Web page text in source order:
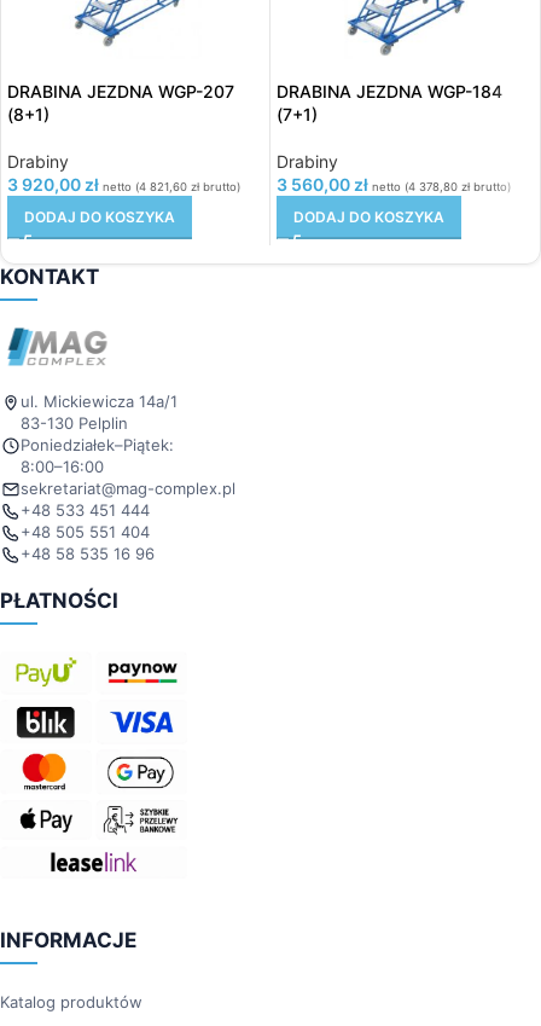
DRABINA JEZDNA WGP-207
(8+1)
Drabiny
3 920,00 zł netto (4 821,60 zł brutto)
DODAJ DO KOSZYKA
DRABINA JEZDNA WGP-184
(7+1)
Drabiny
3 560,00 zł netto (4 378,80 zł brutto)
DODAJ DO KOSZYKA
KONTAKT
ul. Mickiewicza 14a/1
83-130 Pelplin
Poniedziałek–Piątek:
8:00–16:00
sekretariat@mag-complex.pl
+48 533 451 444
+48 505 551 404
+48 58 535 16 96
PŁATNOŚCI
INFORMACJE
Katalog produktów